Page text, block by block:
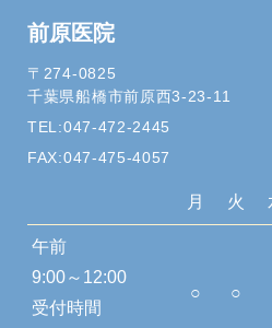
前原医院
〒274-0825
千葉県船橋市前原西3-23-11
TEL:047-472-2445
FAX:047-475-4057
月 火
午前
9:00～12:00
受付時間
○ ○